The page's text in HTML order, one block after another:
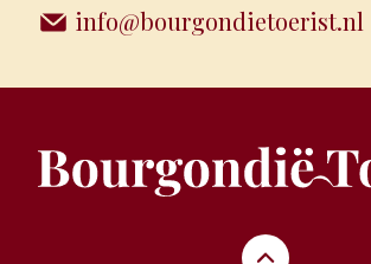
info@bourgondietoerist.nl